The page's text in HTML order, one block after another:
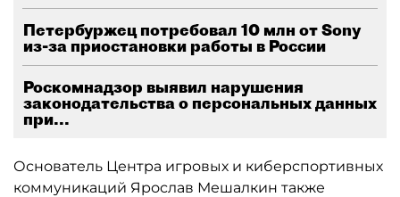
Петербуржец потребовал 10 млн от Sony
из-за приостановки работы в России
Роскомнадзор выявил нарушения
законодательства о персональных данных
при...
Основатель Центра игровых и киберспортивных
коммуникаций Ярослав Мешалкин также